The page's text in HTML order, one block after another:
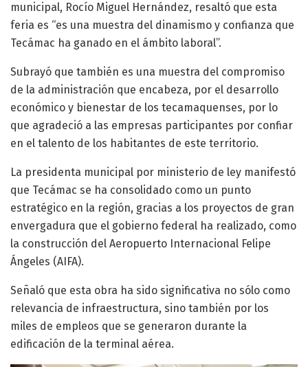
municipal, Rocío Miguel Hernández, resaltó que esta
feria es “es una muestra del dinamismo y confianza que
Tecámac ha ganado en el ámbito laboral”.
Subrayó que también es una muestra del compromiso
de la administración que encabeza, por el desarrollo
económico y bienestar de los tecamaquenses, por lo
que agradeció a las empresas participantes por confiar
en el talento de los habitantes de este territorio.
La presidenta municipal por ministerio de ley manifestó
que Tecámac se ha consolidado como un punto
estratégico en la región, gracias a los proyectos de gran
envergadura que el gobierno federal ha realizado, como
la construcción del Aeropuerto Internacional Felipe
Ángeles (AIFA).
Señaló que esta obra ha sido significativa no sólo como
relevancia de infraestructura, sino también por los
miles de empleos que se generaron durante la
edificación de la terminal aérea.